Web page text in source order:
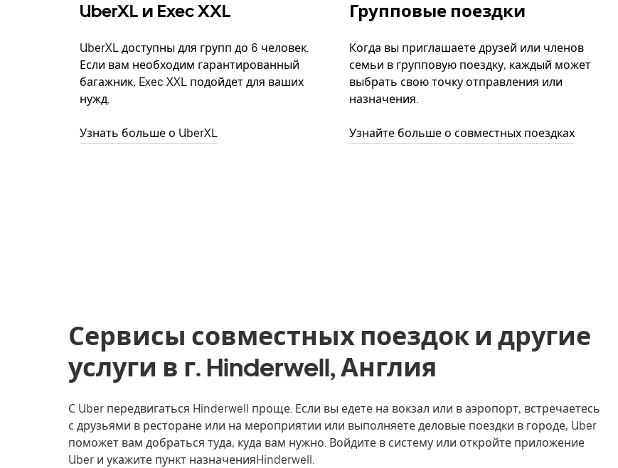
UberXL и Exec XXL
UberXL доступны для групп до 6 человек.
Если вам необходим гарантированный
багажник, Exec XXL подойдет для ваших
нужд.
Узнать больше о UberXL
Групповые поездки
Когда вы приглашаете друзей или членов
семьи в групповую поездку, каждый может
выбрать свою точку отправления или
назначения.
Узнайте больше о совместных поездках
Сервисы совместных поездок и другие
услуги в г. Hinderwell, Англия
С Uber передвигаться Hinderwell проще. Если вы едете на вокзал или в аэропорт, встречаетесь
с друзьями в ресторане или на мероприятии или выполняете деловые поездки в городе, Uber
поможет вам добраться туда, куда вам нужно. Войдите в систему или откройте приложение
Uber и укажите пункт назначенияHinderwell.